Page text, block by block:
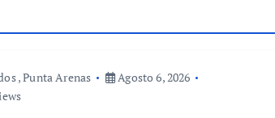
,Punta Arenas
Agosto 6, 2026